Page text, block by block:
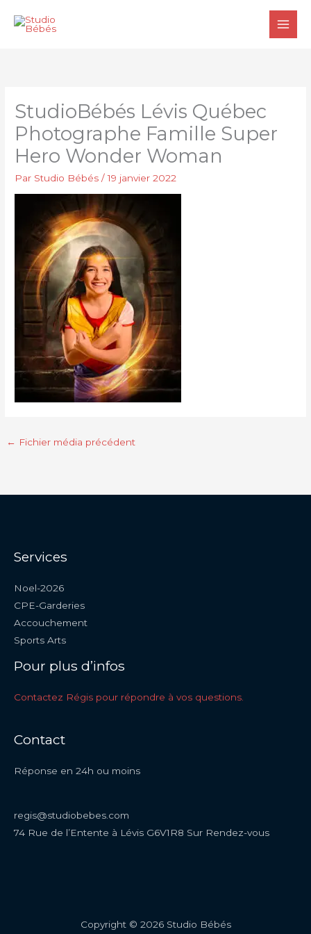
StudioBébés Lévis Québec
Photographe Famille Super
Hero Wonder Woman
Par Studio Bébés/19 janvier 2022
← Fichier média précédent
Services
Noel-2026
CPE-Garderies
Accouchement
Sports Arts
Pour plus d’infos
Contactez Régis pour répondre à vos questions.
Contact
Réponse en 24h ou moins
regis@studiobebes.com
74 Rue de l’Entente à Lévis G6V1R8 Sur Rendez-vous
Copyright © 2026 Studio Bébés